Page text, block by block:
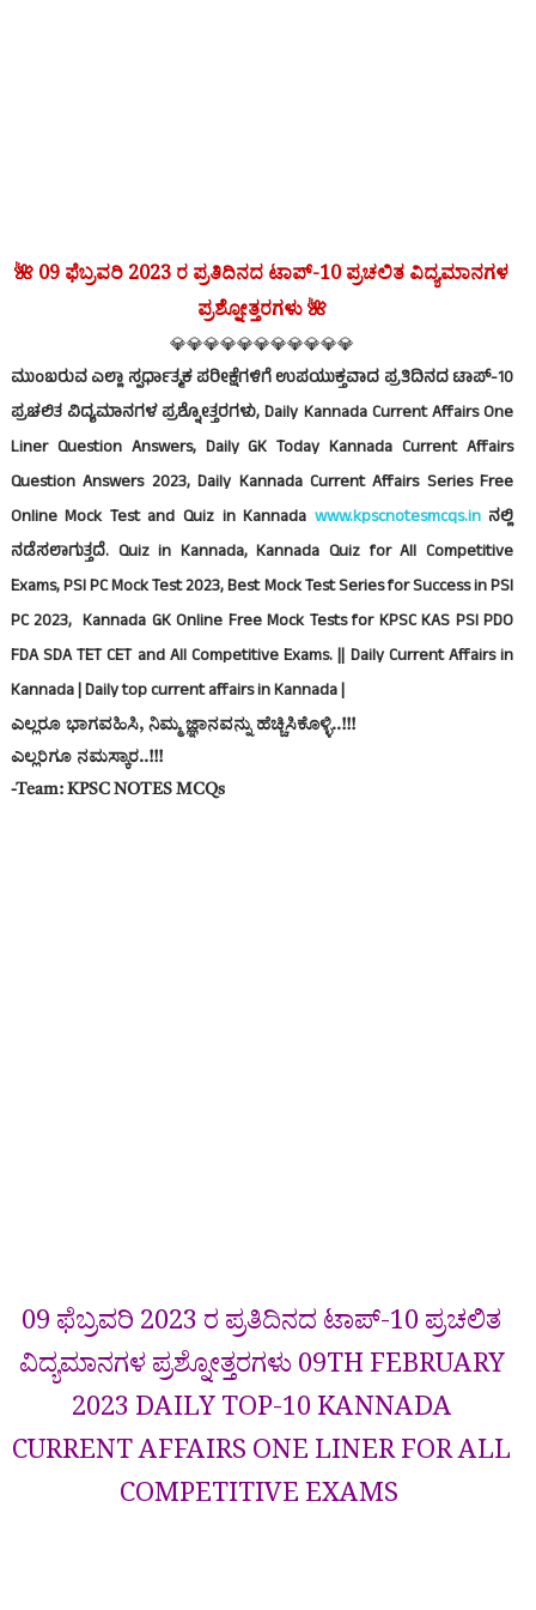
🌺 09 ಫೆಬ್ರವರಿ 2023 ರ ಪ್ರತಿದಿನದ ಟಾಪ್-10 ಪ್ರಚಲಿತ ವಿದ್ಯಮಾನಗಳ
ಪ್ರಶ್ನೋತ್ತರಗಳು🌺
💎💎💎💎💎💎💎💎💎💎💎
ಮುಂಬರುವ ಎಲ್ಲಾ ಸ್ಪರ್ಧಾತ್ಮಕ ಪರೀಕ್ಷೆಗಳಿಗೆ ಉಪಯುಕ್ತವಾದ ಪ್ರತಿದಿನದ ಟಾಪ್-10
ಪ್ರಚಲಿತ ವಿದ್ಯಮಾನಗಳ ಪ್ರಶ್ನೋತ್ತರಗಳು, Daily Kannada Current Affairs One
Liner Question Answers, Daily GK Today Kannada Current Affairs
Question Answers 2023, Daily Kannada Current Affairs Series Free
Online Mock Test and Quiz in Kannada www.kpscnotesmcqs.inನಲ್ಲಿ
ನಡೆಸಲಾಗುತ್ತದೆ‌. Quiz in Kannada, Kannada Quiz for All Competitive
Exams, PSI PC Mock Test 2023, Best Mock Test Series for Success in PSI
PC 2023,Kannada GK Online Free Mock Tests for KPSC KAS PSI PDO
FDA SDA TET CET and All Competitive Exams. || Daily Current Affairs in
Kannada | Daily top current affairs in Kannada |
ಎಲ್ಲರೂ ಭಾಗವಹಿಸಿ, ನಿಮ್ಮ ಜ್ಞಾನವನ್ನು ಹೆಚ್ಚಿಸಿಕೊಳ್ಳಿ..!!!
ಎಲ್ಲರಿಗೂ ನಮಸ್ಕಾರ..!!!
-Team: KPSC NOTES MCQs
09 ಫೆಬ್ರವರಿ 2023 ರ ಪ್ರತಿದಿನದ ಟಾಪ್-10 ಪ್ರಚಲಿತ
ವಿದ್ಯಮಾನಗಳ ಪ್ರಶ್ನೋತ್ತರಗಳು 09TH FEBRUARY
2023 DAILY TOP-10 KANNADA
CURRENT AFFAIRS ONE LINER FOR ALL
COMPETITIVE EXAMS